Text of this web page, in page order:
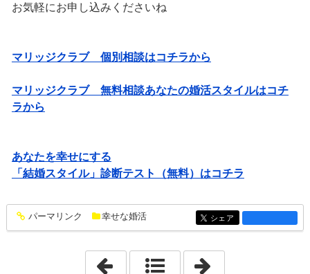
お気軽にお申し込みくださいね
マリッジクラブ 個別相談はコチラから
マリッジクラブ 無料相談あなたの婚活スタイルはコチ
ラから
あなたを幸せにする
「結婚スタイル」診断テスト（無料）はコチラ
entry1485
パーマリンク 幸せな婚活 entry1485
シェア
「2025年3月 2日」